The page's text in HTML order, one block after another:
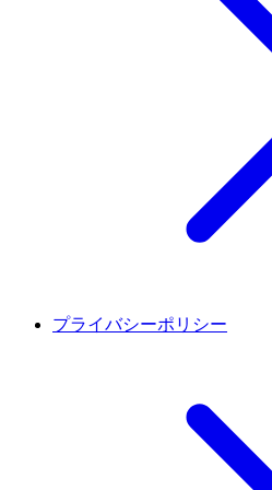
プライバシーポリシー